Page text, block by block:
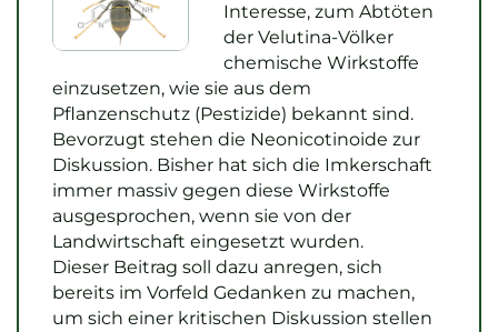
Interesse, zum Abtöten
der Velutina-Völker
chemische Wirkstoffe
einzusetzen, wie sie aus dem
Pflanzenschutz (Pestizide) bekannt sind.
Bevorzugt stehen die Neonicotinoide zur
Diskussion. Bisher hat sich die Imkerschaft
immer massiv gegen diese Wirkstoffe
ausgesprochen, wenn sie von der
Landwirtschaft eingesetzt wurden.
Dieser Beitrag soll dazu anregen, sich
bereits im Vorfeld Gedanken zu machen,
um sich einer kritischen Diskussion stellen